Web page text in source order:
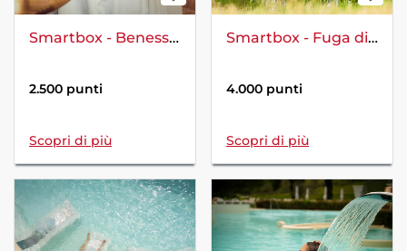
Smartbox - Benessere per te
2.500 punti
Scopri di più
Smartbox - Fuga di 2 giorni con tour in bicicletta
4.000 punti
Scopri di più